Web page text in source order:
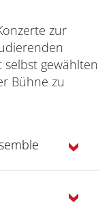
zur
gewählten
Bühne zu